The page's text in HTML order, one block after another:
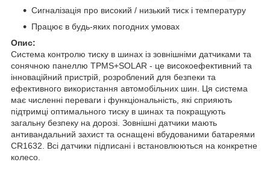
Сигналізація про високий / низький тиск і температуру
Працює в будь-яких погодних умовах
Опис:
Система контролю тиску в шинах із зовнішніми датчиками та
сонячною панеллю TPMS+SOLAR - це високоефективний та
інноваційний пристрій, розроблений для безпеки та
ефективного використання автомобільних шин. Ця система
має численні переваги і функціональність, які сприяють
підтримці оптимального тиску в шинах та покращують
загальну безпеку на дорозі. Зовнішні датчики мають
антивандальний захист та оснащені вбудованими батареями
CR1632. Всі датчики підписані і встановлюються на конкретне
колесо.